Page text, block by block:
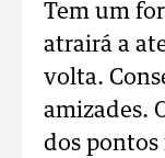
Tem um
atrairá a
volta.
amizades.
dos